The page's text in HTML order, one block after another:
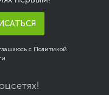
с Политикой